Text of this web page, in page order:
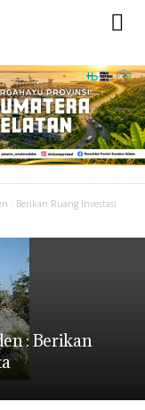
: Berikan Ruang Investasi
: Berikan